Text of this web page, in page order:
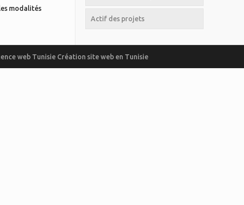
modalités
Actif des projets
web Tunisie Création site web en Tunisie